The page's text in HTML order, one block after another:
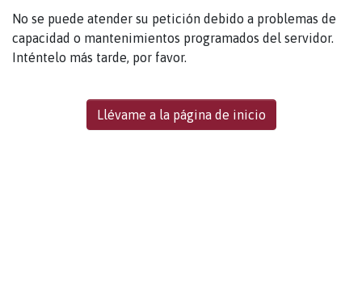
No se puede atender su petición debido a problemas de
capacidad o mantenimientos programados del servidor.
Inténtelo más tarde, por favor.
Llévame a la página de inicio